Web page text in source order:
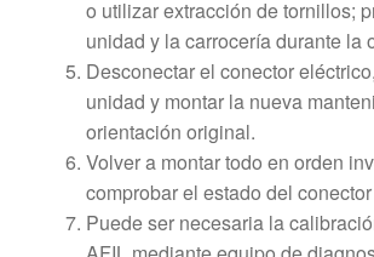
o utilizar extracción de tornillos;
unidad y la carrocería durante la
Desconectar el conector
unidad y montar la nueva
orientación original.
Volver a montar todo en orden
comprobar el estado del
Puede ser necesaria la